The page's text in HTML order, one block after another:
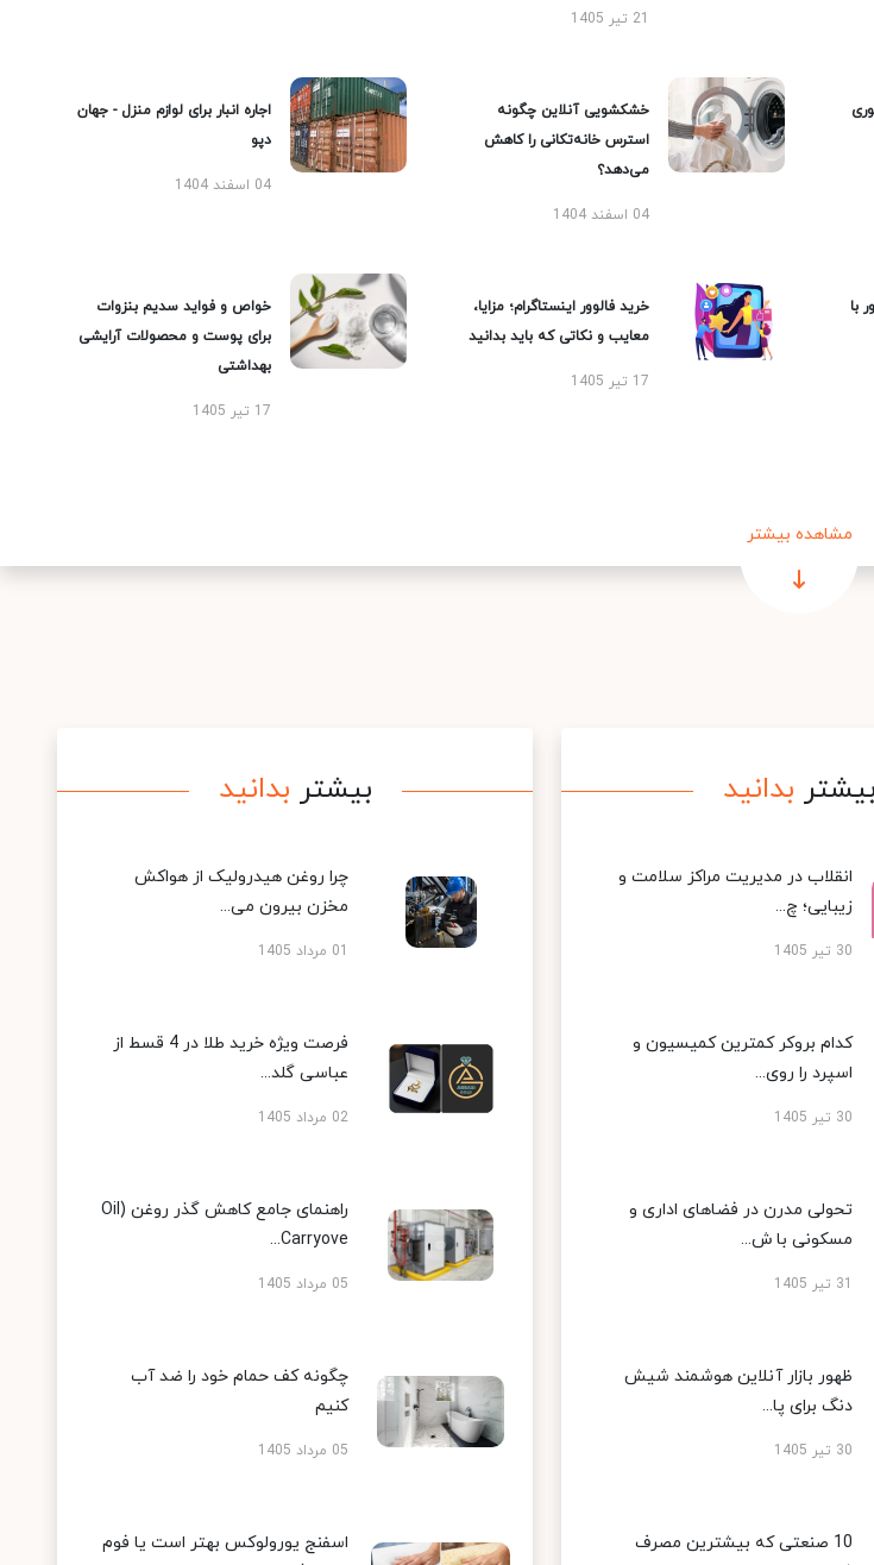
21 تیر 1405
خشکشویی آنلاین چگونه
استرس خانه‌تکانی را کاهش
می‌دهد؟
04 اسفند 1404
اجاره انبار برای لوازم منزل - جهان
دپو
04 اسفند 1404
با
خرید فالوور اینستاگرام؛ مزایا،
معایب و نکاتی که باید بدانید
17 تیر 1405
خواص و فواید سدیم بنزوات
برای پوست و محصولات آرایشی
بهداشتی
17 تیر 1405
مشاهده بیشتر
بیشتر بدانید
انقلاب در مدیریت مراکز سلامت و
زیبایی؛ چ...
30 تیر 1405
کدام بروکر کمترین کمیسیون و
اسپرد را روی...
30 تیر 1405
تحولی مدرن در فضاهای اداری و
مسکونی با ش...
31 تیر 1405
ظهور بازار آنلاین هوشمند شیش
دنگ برای پا...
30 تیر 1405
10 صنعتی که بیشترین مصرف
بیشتر بدانید
چرا روغن هیدرولیک از هواکش
مخزن بیرون می...
01 مرداد 1405
فرصت ویژه خرید طلا در 4 قسط از
عباسی گلد...
02 مرداد 1405
راهنمای جامع کاهش گذر روغن (Oil
Carryove...
05 مرداد 1405
چگونه کف حمام خود را ضد آب
کنیم
05 مرداد 1405
اسفنج یورولوکس بهتر است یا فوم